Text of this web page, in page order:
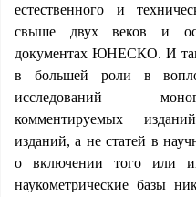
естественного и
свыше двух веков и
документах ЮНЕСКО. И
в большей роли в
исследований
комментируемых
изданий, а не статей в
о включении того или
наукометрические базы